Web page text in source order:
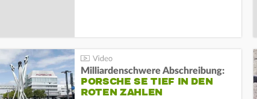
Milliardenschwere Abschreibung:
PORSCHE SE TIEF IN DEN
ROTEN ZAHLEN